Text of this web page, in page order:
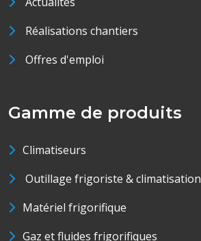
Réalisations chantiers
Offres d'emploi
Gamme de produits
Climatiseurs
Outillage frigoriste & climatisation
Matériel frigorifique
Gaz et fluides frigorifiques